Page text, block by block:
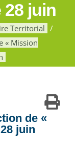
28 juin
Territorial
« Mission
de «
juin